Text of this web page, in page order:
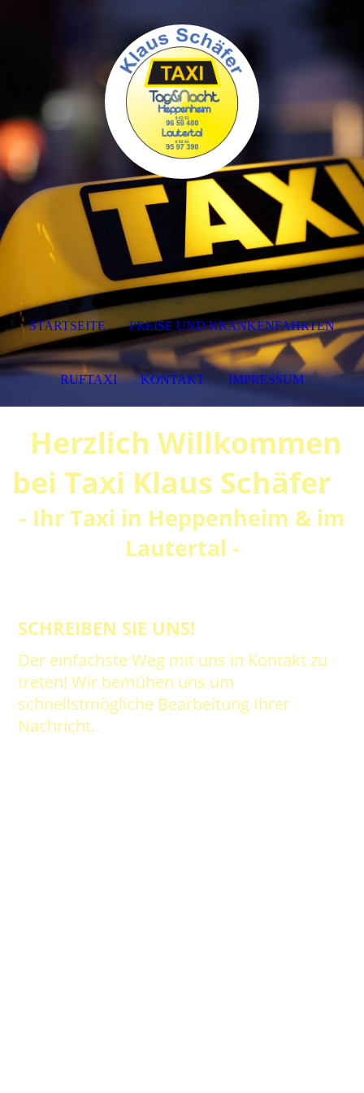
Herzlich Willkommen
bei Taxi Klaus Schäfer
- Ihr Taxi in Heppenheim & im
Lautertal -
SCHREIBEN SIE UNS!
Der einfachste Weg mit uns in Kontakt zu
treten! Wir bemühen uns um
schnellstmögliche Bearbeitung Ihrer
Nachricht.
STARTSEITE PREISE UND KRANKENFAHRTEN
RUFTAXI KONTAKT IMPRESSUM